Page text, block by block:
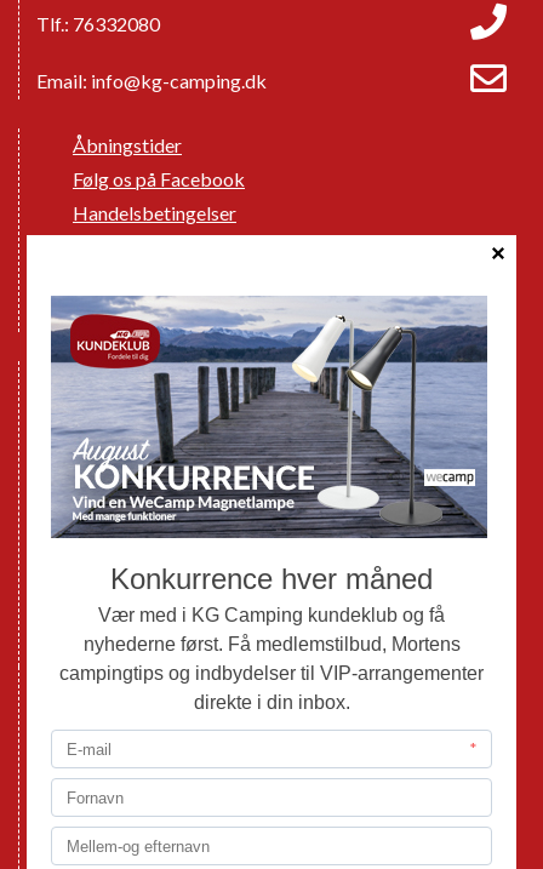
Tlf.: 76332080
Email: info@kg-camping.dk
Åbningstider
Følg os på Facebook
Handelsbetingelser
GPDR - Optagelse af foto og video
Nye Campingvogne
Nye Autocampere og Vans
Brugte Campingvogne
Brugte Autocampere og Vans
Webshop
Mortens Campingtips
KG Camping Kundeklub
Nyheder
Adria
Adria Autocampere
Eriba
Fendt
Hobby